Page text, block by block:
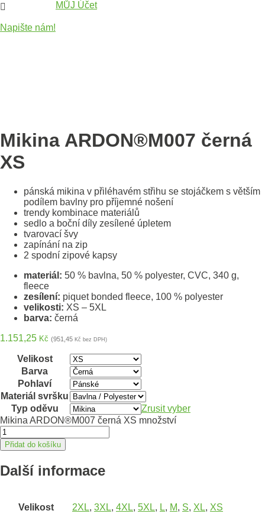

Napište nám!
MŮJ Účet
Mikina ARDON®M007 černá
XS
pánská mikina v přiléhavém střihu se stojáčkem s větším
podílem bavlny pro příjemné nošení
trendy kombinace materiálů
sedlo a boční díly zesílené úpletem
tvarovací švy
zapínání na zip
2 spodní zipové kapsy
materiál: 50 % bavlna, 50 % polyester, CVC, 340 g,
fleece
zesílení: piquet bonded fleece, 100 % polyester
velikosti: XS – 5XL
barva: černá
1.151,25 Kč (951,45 Kč bez DPH)
Velikost
Barva
Pohlaví
Materiál svršku
Typ oděvu
Zrusit vyber
Mikina ARDON®M007 černá XS množství
Přidat do košíku
Další informace
Velikost 2XL, 3XL, 4XL, 5XL, L, M, S, XL, XS